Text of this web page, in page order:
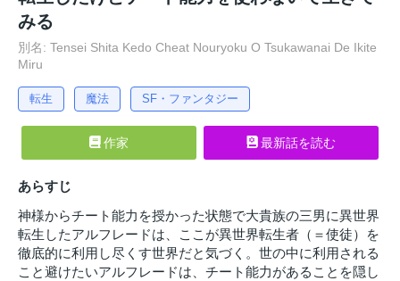
みる
別名: Tensei Shita Kedo Cheat Nouryoku O Tsukawanai De Ikite
Miru
転生 魔法 SF・ファンタジー
作家 最新話を読む
あらすじ
神様からチート能力を授かった状態で大貴族の三男に異世界
転生したアルフレードは、ここが異世界転生者（＝使徒）を
徹底的に利用し尽くす世界だと気づく。世の中に利用される
こと避けたいアルフレードは、チート能力があることを隠し